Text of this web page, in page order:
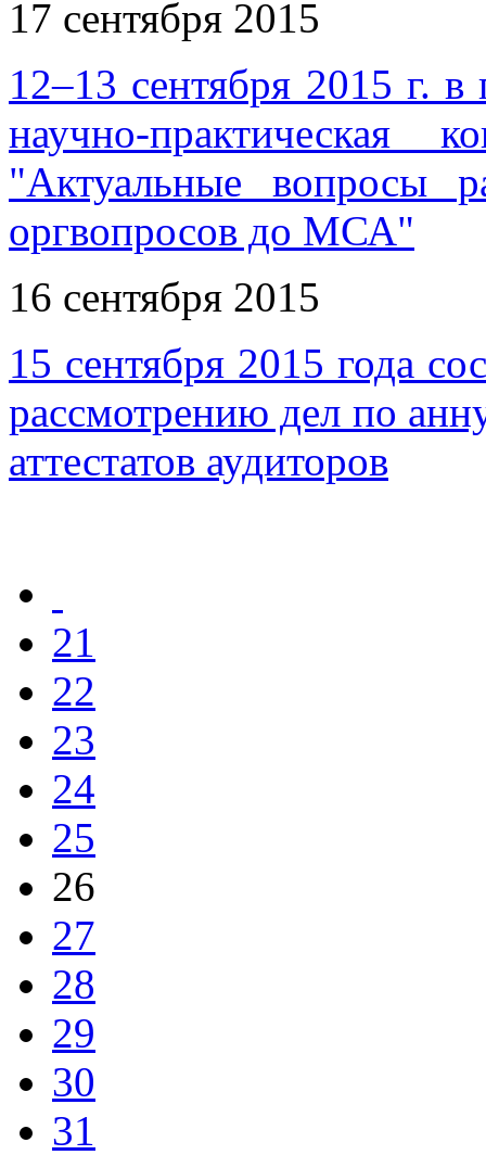
17 сентября 2015
12–13 сентября 2015 г.
научно-
"Актуальные вопросы
оргвопросов до МСА"
16 сентября 2015
15 сентября 2015 года
рассмотрению дел по
аттестатов аудиторов
21
22
23
24
25
26
27
28
29
30
31